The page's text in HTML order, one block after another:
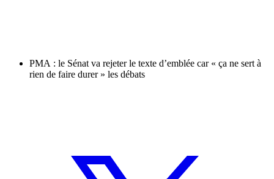
PMA : le Sénat va rejeter le texte d’emblée car « ça ne sert à
rien de faire durer » les débats